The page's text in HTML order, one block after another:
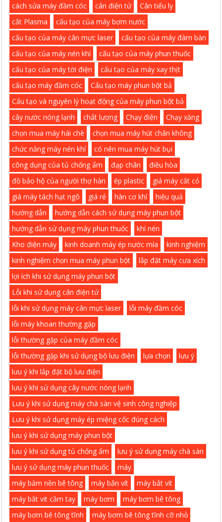
cách sửa máy đầm cóc
cân điện tử
Cân tiểu ly
cắt Plasma
cấu tạo của máy bơm nước
cấu tạo của máy cân mực laser
cấu tạo của máy đàm bàn
cấu tạo của máy nén khí
cấu tạo của máy phun thuốc
cấu tạo của máy tời điện
cấu tạo của máy xay thịt
cấu tạo máy đầm cóc
Cấu tạo máy phun bột bả
Cấu tạo và nguyên lý hoạt động của máy phun bột bả
cây nước nóng lạnh
chất lượng Chạy điện
Chạy xăng
chọn mua máy hái chè
chọn mua máy hút chân không
chức năng máy nén khí
có nên mua máy hút bụi
công dụng của tủ chống ẩm
đạp chân
điều hòa
đồ bảo hộ của người thợ hàn
ép plastic
giá máy cắt cỏ
giá máy tách hạt ngô
giá rẻ hàn cơ khí
hiệu quả
hướng dẫn
hướng dẫn cách sử dụng máy phun bột
hướng dẫn sử dụng máy phun thuốc
khí nén
Kho điện máy
kinh doanh máy ép nước mía
kinh nghiệm
kinh nghiệm chọn mua máy phun bột
lắp đặt máy cưa xích
lợi ích khi sử dụng máy phun bột
Lỗi khi sử dụng cân điện tử
lỗi khi sử dụng máy cân mực laser
lỗi máy đầm cóc
lỗi máy khoan thường gặp
lỗi thường gặp của máy đầm cóc
lỗi thường gặp khi sử dụng bộ lưu điện
lựa chọn
lưu ý
lưu ý khi lắp đặt bộ lưu điện
lưu ý khi sử dụng cây nước nóng lạnh
Lưu ý khi sử dụng máy chà sàn vệ sinh công nghiệp
Lưu ý khi sử dụng máy ép miệng cốc đúng cách
lưu ý khi sử dụng máy phun bột
lưu ý khi sử dụng tủ chống ẩm
lưu ý sử dụng máy chà sàn
lưu ý sử dụng máy phun thuốc
máy
máy băm nền bê tông
máy bắn vít
máy bắt vít
máy bắt vit cầm tay
máy bơm
máy bơm bê tông
máy bơm bê tông tĩnh
máy bơm bê tông tĩnh cỡ nhỏ